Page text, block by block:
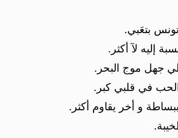
بتعَبي.
إليه لآ أكثر.
جهل موج البحر.
الحب في قلبي كبر.
و أخر يقاوم أكثر.